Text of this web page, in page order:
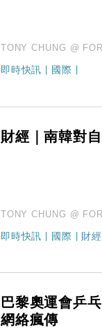
TONY CHUNG @
即時快訊 國際
財經｜南韓對
TONY CHUNG @
即時快訊 | 國際 | 財經
巴黎奧運會乒
網絡瘋傳